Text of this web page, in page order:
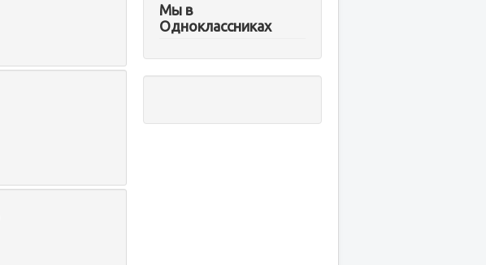
Мы в
Одноклассниках